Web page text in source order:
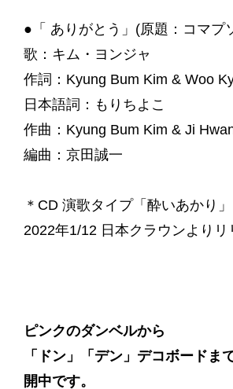
●「 ありがとう」(原題：コマプ
歌：キム・ヨンジャ
作詞：Kyung Bum Kim & Woo
日本語詞：もりちよこ
作曲：Kyung Bum Kim & Ji
編曲：京田誠一
＊CD 演歌タイプ「酔いあかり
2022年1/12 日本クラウンよりリ
ピンクのダンベルから
「ドン」「デン」デコボードま
開中です。